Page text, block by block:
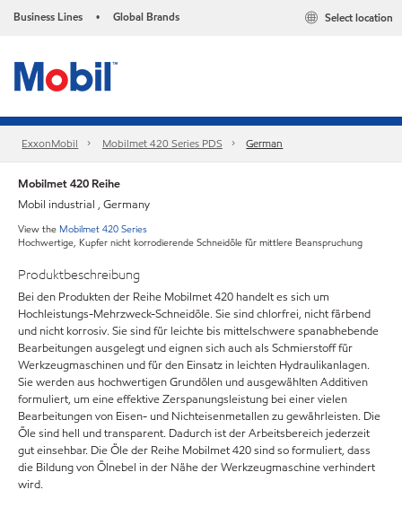
Business Lines • Global Brands Select location
ExxonMobil Mobilmet 420 Series PDS German
Mobilmet 420 Reihe
Mobil industrial , Germany
View the Mobilmet 420 Series
Hochwertige, Kupfer nicht korrodierende Schneidöle für mittlere Beanspruchung
Produktbeschreibung
Bei den Produkten der Reihe Mobilmet 420 handelt es sich um
Hochleistungs-Mehrzweck-Schneidöle. Sie sind chlorfrei, nicht färbend
und nicht korrosiv. Sie sind für leichte bis mittelschwere spanabhebende
Bearbeitungen ausgelegt und eignen sich auch als Schmierstoff für
Werkzeugmaschinen und für den Einsatz in leichten Hydraulikanlagen.
Sie werden aus hochwertigen Grundölen und ausgewählten Additiven
formuliert, um eine effektive Zerspanungsleistung bei einer vielen
Bearbeitungen von Eisen- und Nichteisenmetallen zu gewährleisten. Die
Öle sind hell und transparent. Dadurch ist der Arbeitsbereich jederzeit
gut einsehbar. Die Öle der Reihe Mobilmet 420 sind so formuliert, dass
die Bildung von Ölnebel in der Nähe der Werkzeugmaschine verhindert
wird.